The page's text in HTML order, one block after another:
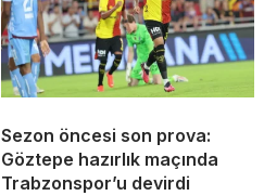
Sezon öncesi son prova:
Göztepe hazırlık maçında
Trabzonspor’u devirdi